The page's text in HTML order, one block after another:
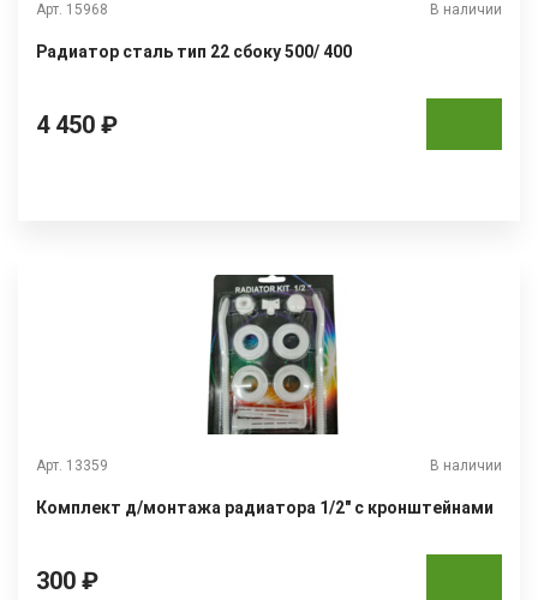
Арт. 15968 В наличии
Радиатор сталь тип 22 сбоку 500/ 400
4 450 ₽
Арт. 13359 В наличии
Комплект д/монтажа радиатора 1/2" с кронштейнами
300 ₽